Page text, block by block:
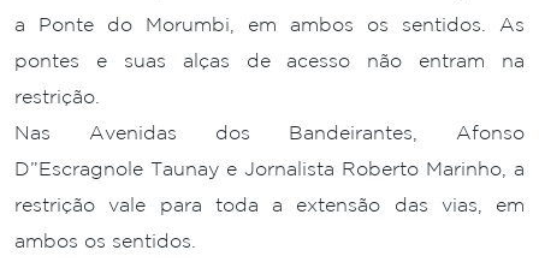
a Ponte do Morumbi, em ambos os sentidos. As
pontes e suas alças de acesso não entram na
restrição.
Nas Avenidas dos Bandeirantes, Afonso
D”Escragnole Taunay e Jornalista Roberto Marinho, a
restrição vale para toda a extensão das vias, em
ambos os sentidos.